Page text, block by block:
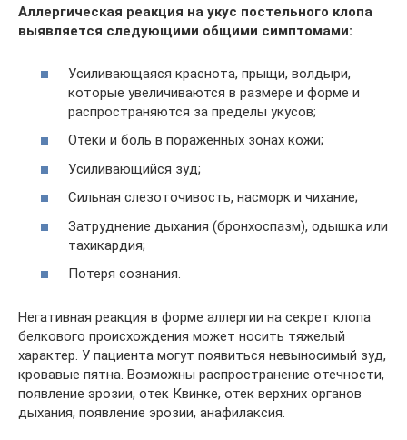
Аллергическая реакция на укус постельного клопа
выявляется следующими общими симптомами:
Усиливающаяся краснота, прыщи, волдыри,
которые увеличиваются в размере и форме и
распространяются за пределы укусов;
Отеки и боль в пораженных зонах кожи;
Усиливающийся зуд;
Сильная слезоточивость, насморк и чихание;
Затруднение дыхания (бронхоспазм), одышка или
тахикардия;
Потеря сознания.
Негативная реакция в форме аллергии на секрет клопа
белкового происхождения может носить тяжелый
характер. У пациента могут появиться невыносимый зуд,
кровавые пятна. Возможны распространение отечности,
появление эрозии, отек Квинке, отек верхних органов
дыхания, появление эрозии, анафилаксия.